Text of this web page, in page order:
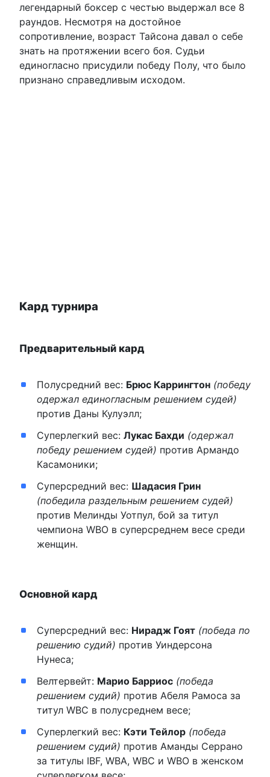
легендарный боксер с честью выдержал все 8
раундов. Несмотря на достойное
сопротивление, возраст Тайсона давал о себе
знать на протяжении всего боя. Судьи
единогласно присудили победу Полу, что было
признано справедливым исходом.
Кард турнира
Предварительный кард
Полусредний вес: Брюс Каррингтон (победу
одержал единогласным решением судей)
против Даны Кулуэлл;
Суперлегкий вес: Лукас Бахди (одержал
победу решением судей) против Армандо
Касамоники;
Суперсредний вес: Шадасия Грин
(победила раздельным решением судей)
против Мелинды Уотпул, бой за титул
чемпиона WBO в суперсреднем весе среди
женщин.
Основной кард
Суперсредний вес: Нирадж Гоят (победа по
решению судий) против Уиндерсона
Нунеса;
Велтервейт: Марио Барриос (победа
решением судий) против Абеля Рамоса за
титул WBC в полусреднем весе;
Суперлегкий вес: Кэти Тейлор (победа
решением судий) против Аманды Серрано
за титулы IBF, WBA, WBC и WBO в женском